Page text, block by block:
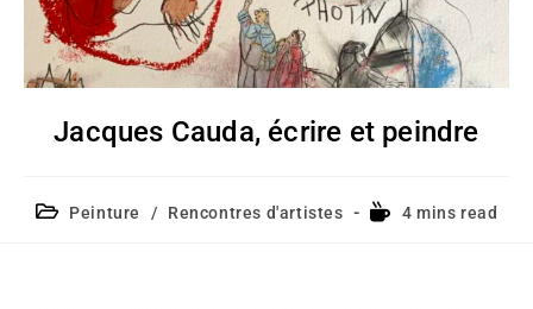
Jacques Cauda, écrire et peindre
Peinture / Rencontres d'artistes 4 mins read